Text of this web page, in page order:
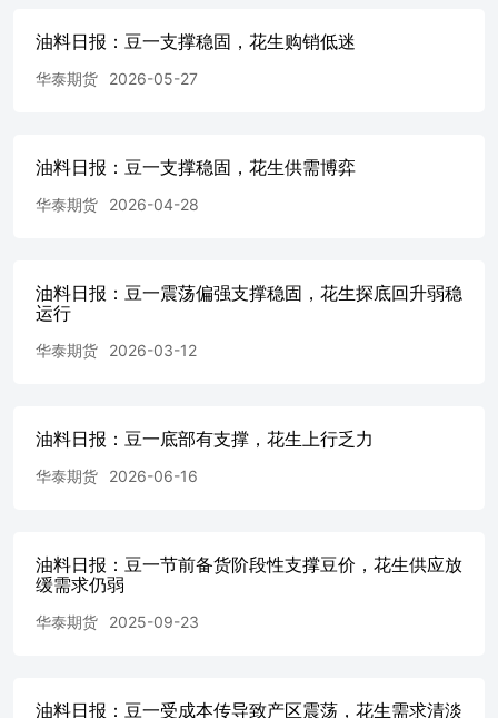
11：国产花生仁现货价格：南阳
现货价格：临沂市
14：花生现货基
差
图15：花生：01-04价
17：中国花生产
图18：中国花生消费
图20：中国自全球进口花生
花生种植净利
本
来源：同花顺，钢联数据，华泰期货研究院 资料来源：钢
数据，国家统计局，华泰期货研究院 资料来源：钢联数据
油料日报：豆一支撑稳固，花生购销低迷
华泰期货 2026-05-27
油料日报：豆一支撑稳固，花生供需博弈
华泰期货 2026-04-28
油料日报：豆一震荡偏强支撑稳固，花生探底回升弱稳
运行
华泰期货 2026-03-12
油料日报：豆一底部有支撑，花生上行乏力
华泰期货 2026-06-16
油料日报：豆一节前备货阶段性支撑豆价，花生供应放
缓需求仍弱
华泰期货 2025-09-23
油料日报：豆一受成本传导致产区震荡，花生需求清淡